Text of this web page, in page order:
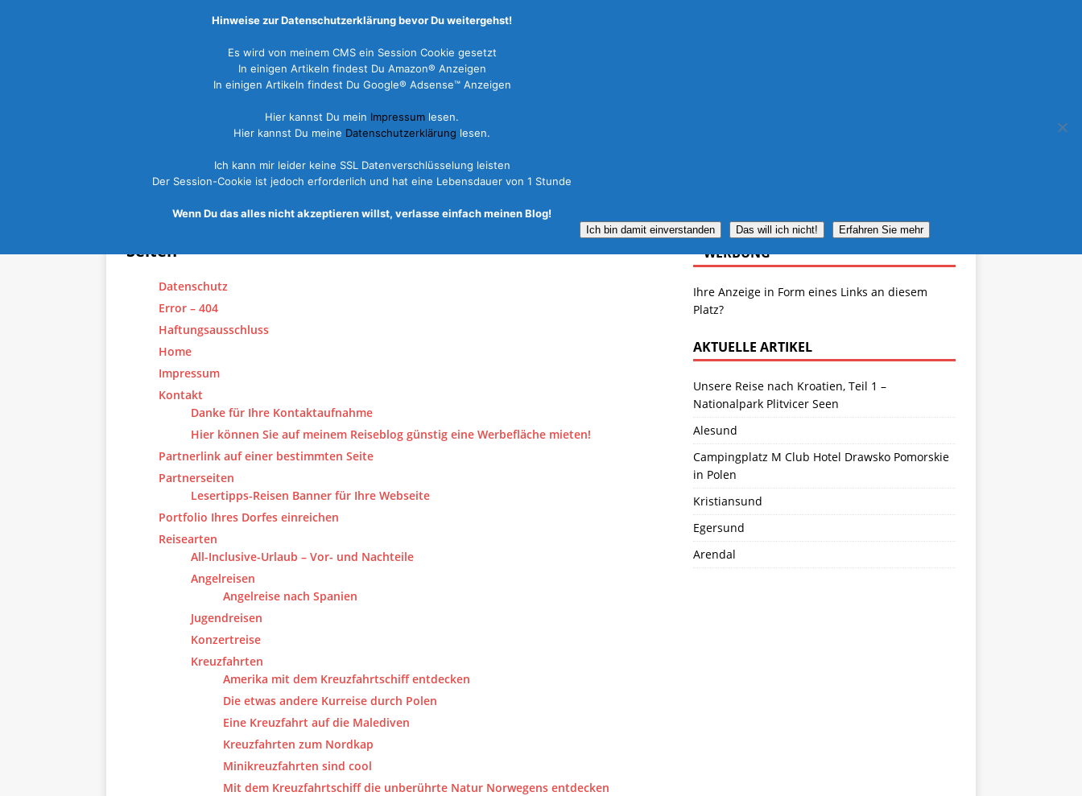
REISEZIELE FERIENHÄUSER
Seitenübersicht
3. Februar 2017 Marco 0
Seiten
Datenschutz
Error – 404
Haftungsausschluss
Home
Impressum
Kontakt
Danke für Ihre Kontaktaufnahme
Hier können Sie auf meinem Reiseblog günstig eine Werbefläche mieten!
Partnerlink auf einer bestimmten Seite
Partnerseiten
Lesertipps-Reisen Banner für Ihre Webseite
Portfolio Ihres Dorfes einreichen
Reisearten
All-Inclusive-Urlaub – Vor- und Nachteile
Angelreisen
Angelreise nach Spanien
Jugendreisen
Konzertreise
Kreuzfahrten
Amerika mit dem Kreuzfahrtschiff entdecken
Die etwas andere Kurreise durch Polen
Eine Kreuzfahrt auf die Malediven
Kreuzfahrten zum Nordkap
Minikreuzfahrten sind cool
Mit dem Kreuzfahrtschiff die unberührte Natur Norwegens entdecken
* WERBUNG
Ihre Anzeige in Form eines Links an diesem
Platz?
AKTUELLE ARTIKEL
Unsere Reise nach Kroatien, Teil 1 –
Nationalpark Plitvicer Seen
Alesund
Campingplatz M Club Hotel Drawsko Pomorskie
in Polen
Kristiansund
Egersund
Arendal
Hinweise zur Datenschutzerklärung bevor Du weitergehst!
Es wird von meinem CMS ein Session Cookie gesetzt
In einigen Artikeln findest Du Amazon® Anzeigen
In einigen Artikeln findest Du Google® Adsense™ Anzeigen
Hier kannst Du mein Impressum lesen.
Hier kannst Du meine Datenschutzerklärung lesen.
Ich kann mir leider keine SSL Datenverschlüsselung leisten
Der Session-Cookie ist jedoch erforderlich und hat eine Lebensdauer von 1 Stunde
Wenn Du das alles nicht akzeptieren willst, verlasse einfach meinen Blog!
Ich bin damit einverstanden Das will ich nicht! Erfahren Sie mehr